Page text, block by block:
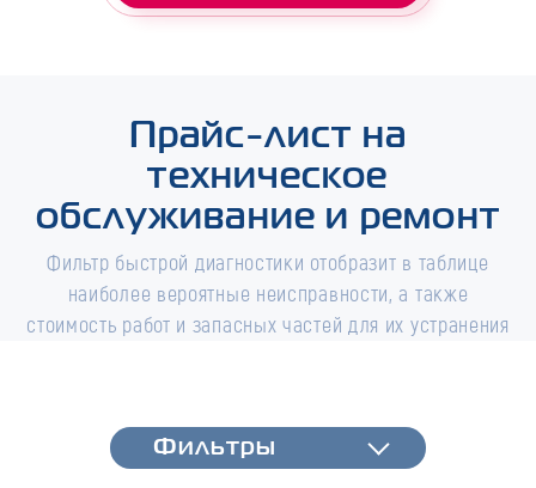
Прайс-лист на
техническое
обслуживание и ремонт
Фильтр быстрой диагностики отобразит в таблице
наиболее вероятные неисправности, а также
стоимость работ и запасных частей для их устранения
Фильтры
Фильтры